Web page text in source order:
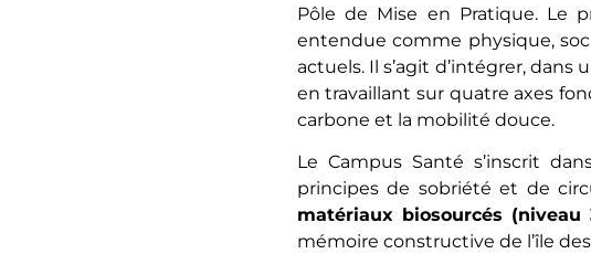
Pôle de Mise en Pratique. Le
entendue comme physique,
actuels. Il s’agit d’intégrer,
en travaillant sur quatre axes
carbone et la mobilité douce.
Le Campus Santé s’inscrit
principes de sobriété et de
matériaux biosourcés (niveau
mémoire constructive de l’île